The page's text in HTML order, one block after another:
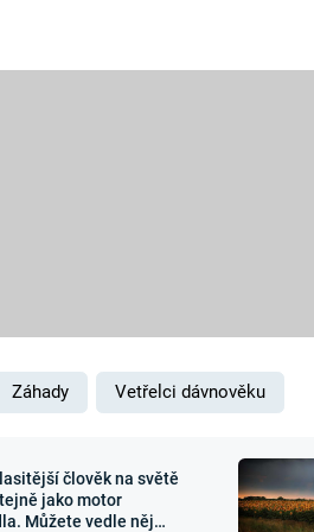
Zajímavosti
Záhady Vetřelci dávnověku
člověk na světě
jako motor
Můžete vedle něj